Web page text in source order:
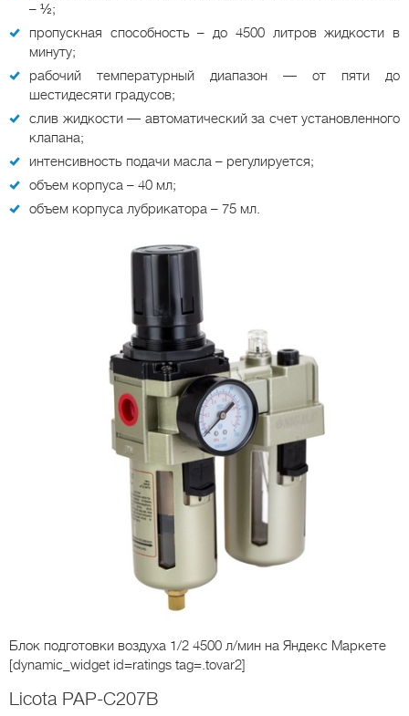
– ½;
пропускная способность – до 4500 литров жидкости в
минуту;
рабочий температурный диапазон — от пяти до
шестидесяти градусов;
слив жидкости — автоматический за счет установленного
клапана;
интенсивность подачи масла – регулируется;
объем корпуса – 40 мл;
объем корпуса лубрикатора – 75 мл.
Блок подготовки воздуха 1/2 4500 л/мин на Яндекс Маркете
[dynamic_widget id=ratings tag=.tovar2]
Licota PAP-C207B